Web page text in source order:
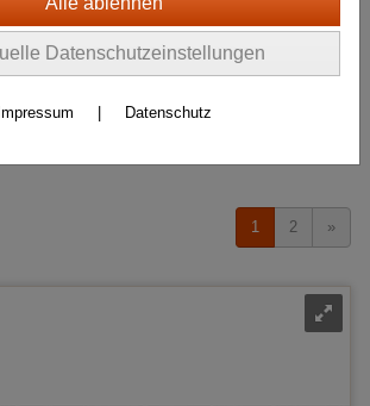
Sortierung wählen
1 2 »
Datenschutzeinstellungen
Impressum Datenschutz